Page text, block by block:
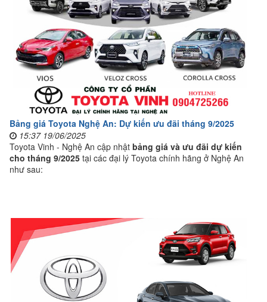
Bảng giá Toyota Nghệ An: Dự kiến ưu đãi tháng 9/2025
15:37 19/06/2025
Toyota Vinh - Nghệ An cập nhật bảng giá và ưu đãi dự kiến
cho tháng 9/2025 tại các đại lý Toyota chính hãng ở Nghệ An
như sau: